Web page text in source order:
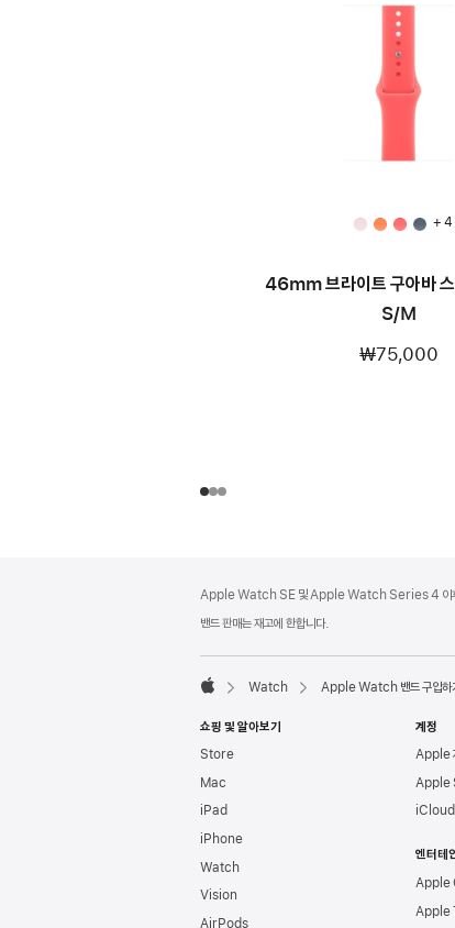
+ 4
46mm 브라이트 구아바
S/M
₩75,000
Apple Watch SE 및 Apple Watch Series 4 이후
밴드 판매는 재고에 한합니다.
Watch Apple Watch 밴드 구입하
쇼핑 및 알아보기
Store
Mac
iPad
iPhone
Watch
Vision
AirPods
계정
Apple
Apple
엔터테
Apple
Apple